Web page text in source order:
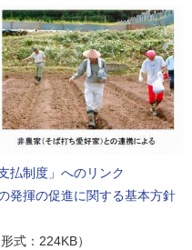
払制度」へのリンク
発揮の促進に関する基本方針
：224KB）